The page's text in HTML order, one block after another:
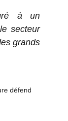
à un
secteur
grands
défend